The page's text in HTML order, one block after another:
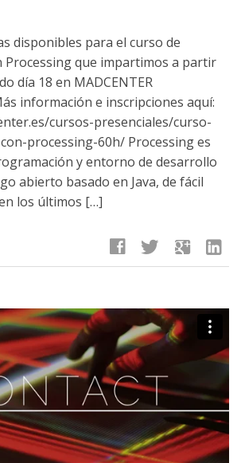
disponibles para el curso de
Processing que impartimos a partir
día 18 en MADCENTER
información e inscripciones aquí:
cursos-presenciales/curso-
processing-60h/ Processing es
y entorno de desarrollo
abierto basado en Java, de fácil
los últimos […]
facebook twitter google linkedin